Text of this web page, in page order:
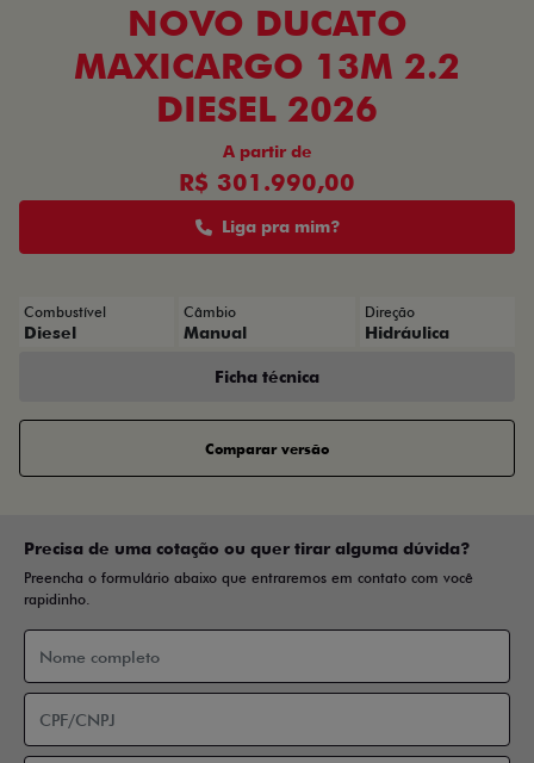
NOVO DUCATO
MAXICARGO 13M 2.2
DIESEL 2026
A partir de
R$ 301.990,00
Liga pra mim?
Combustível
Diesel
Câmbio
Manual
Direção
Hidráulica
Ficha técnica
Comparar versão
Precisa de uma cotação ou quer tirar alguma dúvida?
Preencha o formulário abaixo que entraremos em contato com você
rapidinho.